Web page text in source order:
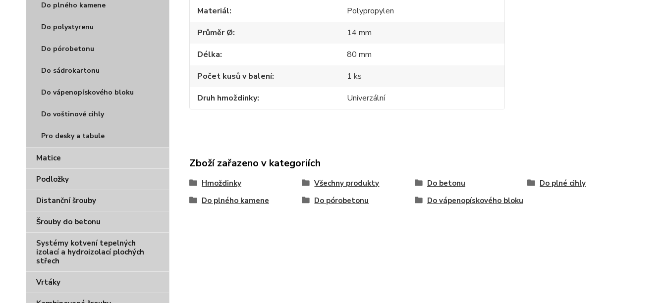
Do plného kamene
Do polystyrenu
Do pórobetonu
Do sádrokartonu
Do vápenopískového bloku
Do voštinové cihly
Pro desky a tabule
Matice
Podložky
Distanční šrouby
Šrouby do betonu
Systémy kotvení tepelných
izolací a hydroizolací plochých
střech
Vrtáky
Materiál
Polypropylen
Průměr Ø
14 mm
Délka
80 mm
Počet kusů v balení
1 ks
Druh hmoždinky
Univerzální
Zboží zařazeno v kategoriích
Hmoždinky Všechny produkty Do betonu
Do plné cihly
Do plného kamene
Do pórobetonu Do vápenopískového bloku